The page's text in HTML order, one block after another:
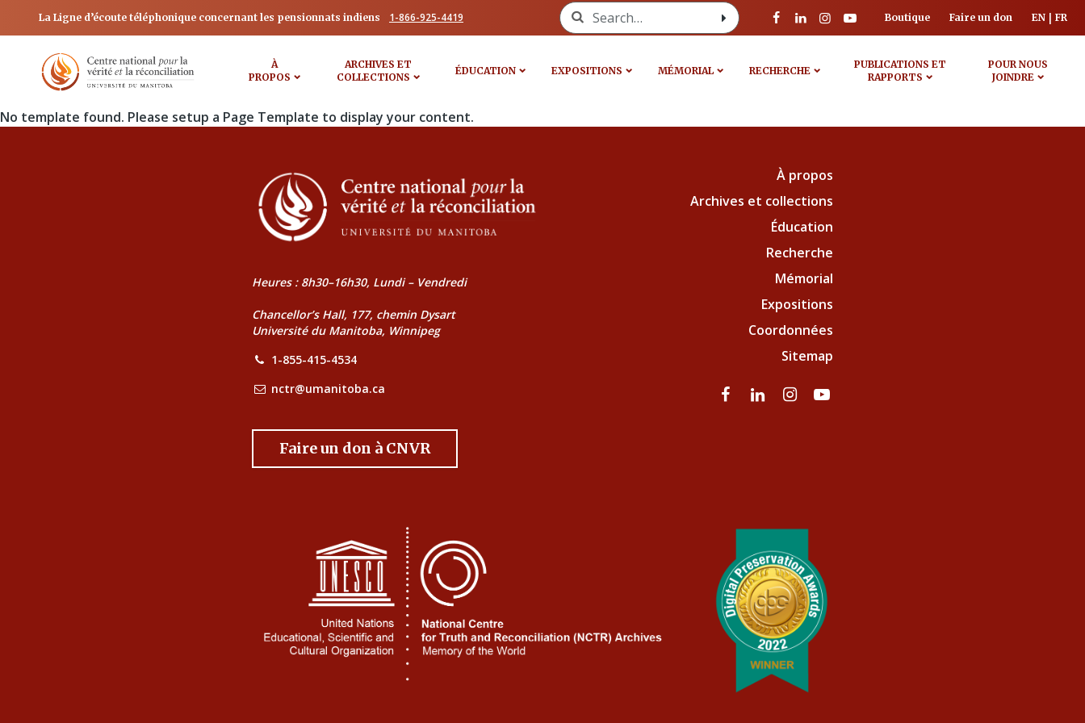
La Ligne d’écoute téléphonique concernant les pensionnats indiens 1-866-925-4419 Search for: Boutique Faire un don EN FR
À
PROPOS
ARCHIVES ET
COLLECTIONS
ÉDUCATION EXPOSITIONS MÉMORIAL RECHERCHE
PUBLICATIONS ET
RAPPORTS
POUR NOUS
JOINDRE
No template found. Please setup a Page Template to display your content.
Heures : 8h30–16h30, Lundi – Vendredi
Chancellor’s Hall, 177, chemin Dysart
Université du Manitoba, Winnipeg
1-855-415-4534
nctr@umanitoba.ca
Faire un don à CNVR
À propos
Archives et collections
Éducation
Recherche
Mémorial
Expositions
Coordonnées
Sitemap